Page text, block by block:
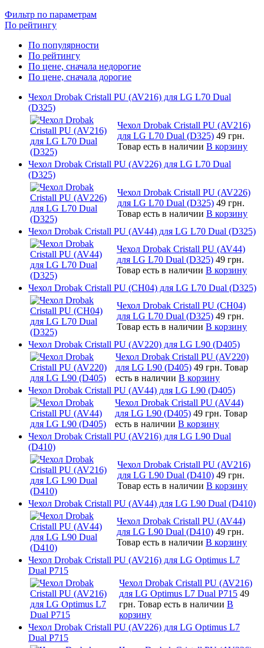
Фильтр по параметрам
По рейтингу
По популярности
По рейтингу
По цене, сначала недорогие
По цене, сначала дорогие
Чехол Drobak Cristall PU (AV216) для LG L70 Dual
(D325)
Чехол Drobak Cristall PU (AV216)
для LG L70 Dual (D325) 49 грн.
Товар есть в наличии В корзину
Чехол Drobak Cristall PU (AV226) для LG L70 Dual
(D325)
Чехол Drobak Cristall PU (AV226)
для LG L70 Dual (D325) 49 грн.
Товар есть в наличии В корзину
Чехол Drobak Cristall PU (AV44) для LG L70 Dual (D325)
Чехол Drobak Cristall PU (AV44)
для LG L70 Dual (D325) 49 грн.
Товар есть в наличии В корзину
Чехол Drobak Cristall PU (CH04) для LG L70 Dual (D325)
Чехол Drobak Cristall PU (CH04)
для LG L70 Dual (D325) 49 грн.
Товар есть в наличии В корзину
Чехол Drobak Cristall PU (AV220) для LG L90 (D405)
Чехол Drobak Cristall PU (AV220)
для LG L90 (D405) 49 грн. Товар
есть в наличии В корзину
Чехол Drobak Cristall PU (AV44) для LG L90 (D405)
Чехол Drobak Cristall PU (AV44)
для LG L90 (D405) 49 грн. Товар
есть в наличии В корзину
Чехол Drobak Cristall PU (AV216) для LG L90 Dual
(D410)
Чехол Drobak Cristall PU (AV216)
для LG L90 Dual (D410) 49 грн.
Товар есть в наличии В корзину
Чехол Drobak Cristall PU (AV44) для LG L90 Dual (D410)
Чехол Drobak Cristall PU (AV44)
для LG L90 Dual (D410) 49 грн.
Товар есть в наличии В корзину
Чехол Drobak Cristall PU (AV216) для LG Optimus L7
Dual P715
Чехол Drobak Cristall PU (AV216)
для LG Optimus L7 Dual P715 49
грн. Товар есть в наличии В
корзину
Чехол Drobak Cristall PU (AV226) для LG Optimus L7
Dual P715